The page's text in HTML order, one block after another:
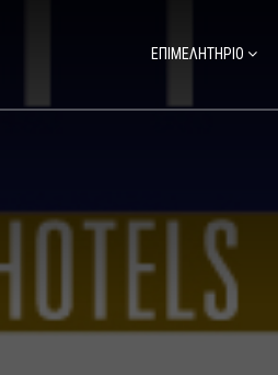
ΕΠΙΜΕΛΗΤΗΡΙΟ